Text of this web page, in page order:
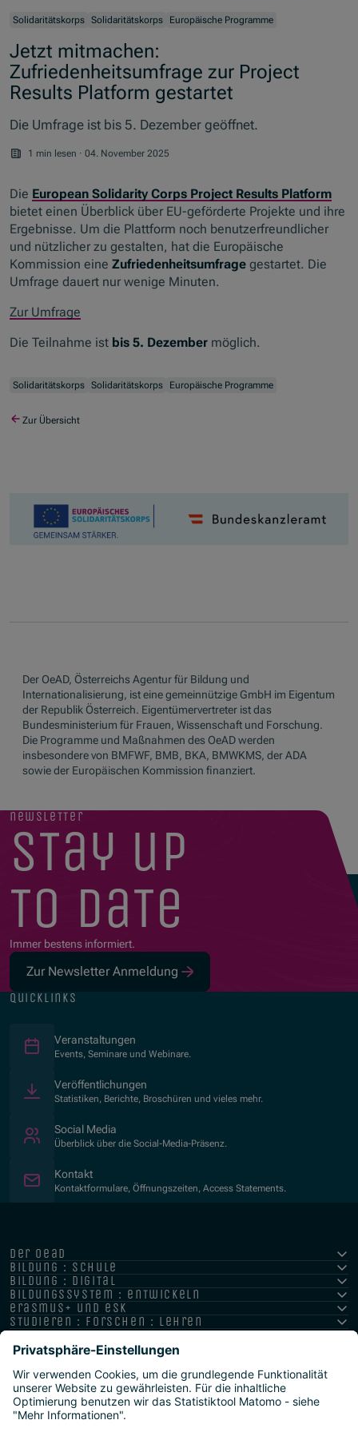
Solidaritätskorps Solidaritätskorps Europäische Programme
Jetzt mitmachen:
Zufriedenheitsumfrage zur Project
Results Platform gestartet
Die Umfrage ist bis 5. Dezember geöffnet.
1 min lesen · 04. November 2025
Die European Solidarity Corps Project Results Platform
bietet einen Überblick über EU-geförderte Projekte und ihre
Ergebnisse. Um die Plattform noch benutzerfreundlicher
und nützlicher zu gestalten, hat die Europäische
Kommission eineZufriedenheitsumfragegestartet. Die
Umfrage dauert nur wenige Minuten.
Zur Umfrage
Die Teilnahme ist bis 5. Dezember möglich.
Solidaritätskorps Solidaritätskorps Europäische Programme
Zur Übersicht
Der OeAD, Österreichs Agentur für Bildung und
Internationalisierung, ist eine gemeinnützige GmbH im Eigentum
der Republik Österreich. Eigentümervertreter ist das
Bundesministerium für Frauen, Wissenschaft und Forschung.
Die Programme und Maßnahmen des OeAD werden
insbesondere von BMFWF, BMB, BKA, BMWKMS, der ADA
sowie der Europäischen Kommission finanziert.
newsletter
stay up
to date
Immer bestens informiert.
Zur Newsletter Anmeldung
quicklinks
Veranstaltungen
Events, Seminare und Webinare.
Veröffentlichungen
Statistiken, Berichte, Broschüren und vieles mehr.
Social Media
Überblick über die Social-Media-Präsenz.
Kontakt
Kontaktformulare, Öffnungszeiten, Access Statements.
der oead
bildung : schule
bildung : digital
bildungssystem : entwickeln
erasmus+ und esk
studieren : forschen : lehren
hochschule : strategie : international